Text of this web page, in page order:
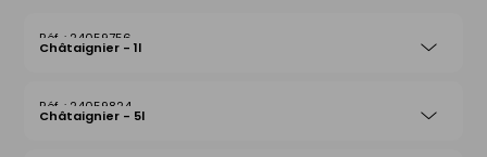
24059756
Châtaignier - 1l
24059824
Châtaignier - 5l